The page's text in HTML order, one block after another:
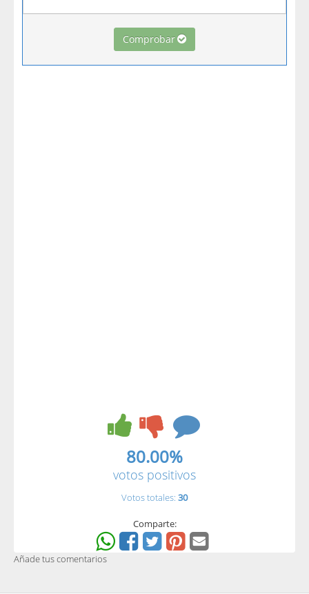
Comprobar
80.00%
votos positivos
Votos totales: 30
Comparte:
Añade tus comentarios